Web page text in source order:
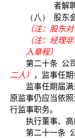
者解
（八）
股东
（注：股东
（注：经理
入章程）
第二十条 公
二人）
，监事任
监事任期届
原监事仍应当依
行监事职务。
执行董事、高
第二十一条